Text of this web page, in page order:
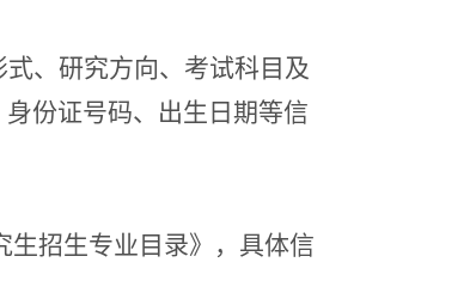
、研究方向、考试科目及
份证号码、出生日期等信
生招生专业目录》，具体信